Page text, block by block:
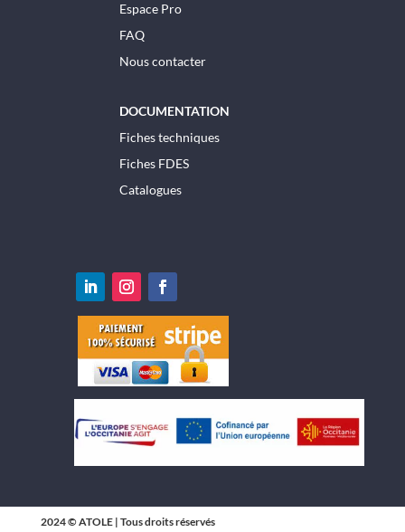
Espace Pro
FAQ
Nous contacter
DOCUMENTATION
Fiches techniques
Fiches FDES
Catalogues
2024 © ATOLE | Tous droits réservés